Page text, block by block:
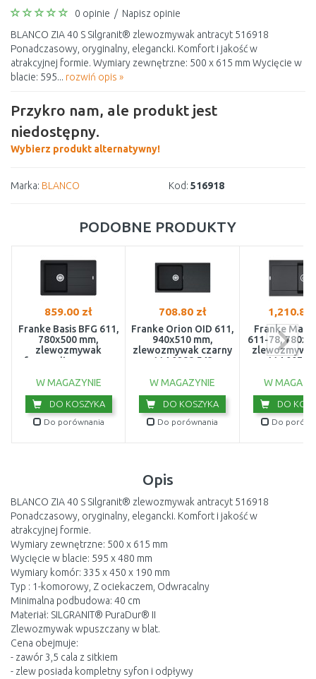
0 opinie / Napisz opinie
BLANCO ZIA 40 S Silgranit® zlewozmywak antracyt 516918
Ponadczasowy, oryginalny, elegancki. Komfort i jakość w
atrakcyjnej formie. Wymiary zewnętrzne: 500 x 615 mm Wycięcie w
blacie: 595... rozwiń opis »
Przykro nam, ale produkt jest
niedostępny.
Wybierz produkt alternatywny!
Marka: BLANCO Kod: 516918
PODOBNE PRODUKTY
859.00 zł
Franke Basis BFG 611,
780x500 mm,
zlewozmywak
fragranitowy, onyx
W MAGAZYNIE
DO KOSZYKA
Do porównania
708.80 zł
Franke Orion OID 611,
940x510 mm,
zlewozmywak czarny
114.0288.543
W MAGAZYNIE
DO KOSZYKA
Do porównania
1,210.81
Franke Maris
611-78,
W
DO
Do
Opis
BLANCO ZIA 40 S Silgranit® zlewozmywak antracyt 516918
Ponadczasowy, oryginalny, elegancki. Komfort i jakość w
atrakcyjnej formie.
Wymiary zewnętrzne: 500 x 615 mm
Wycięcie w blacie: 595 x 480 mm
Wymiary komór: 335 x 450 x 190 mm
Typ : 1-komorowy, Z ociekaczem, Odwracalny
Minimalna podbudowa: 40 cm
Materiał: SILGRANIT® PuraDur® II
Zlewozmywak wpuszczany w blat.
Cena obejmuje:
- zawór 3,5 cala z sitkiem
- zlew posiada kompletny syfon i odpływy